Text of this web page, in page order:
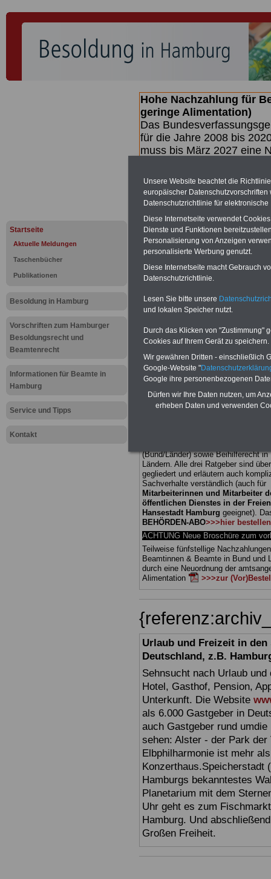
Startseite
Aktuelle Meldungen
Taschenbücher
Publikationen
Besoldung in Hamburg
Vorschriften zum Hamburger
Besoldungsrecht und
Beamtenrecht
Informationen für Beamte in
Hamburg
Service und Tipps
Kontakt
Hohe Nachzahlung für
geringe Alimentation)
Das
für die Jahre 2008 bis
muss bis März 2027 eine
(Beamte &
geben (Medienberichten
mind.3.000 und 13.000
Broschüre heraus, die
Gesetzentwurfs der
(wahrscheinlich im
Broschüre.
Meldung
Hamburg:
verlängert
(Bund/Länder) sowie Beihilferecht in
Ländern. Alle drei Ratgeber sind
gegliedert und erläutern auch
Sachverhalte verständlich (auch für
Mitarbeiterinnen und Mitarbeiter
öffentlichen Dienstes in der
Hansestadt Hamburg geeignet).
BEHÖRDEN-ABO>>>hier bestellen
ACHTUNG Neue Broschüre zum
Teilweise fünfstellige
Beamtinnen & Beamte in Bund und
durch eine Neuordnung der
Alimentation
>>>zur
Urlaub und Freizeit in
Deutschland, z.B.
Sehnsucht nach Urlaub
Hotel, Gasthof, Pension,
Unterkunft. Die Website
als 6.000 Gastgeber in
auch Gastgeber rund
sehen: Alster - der Park
Elbphilharmonie ist mehr
Konzerthaus.Speicherstadt
Hamburgs bekanntestes
Planetarium mit dem
Uhr geht es zum
Hamburg. Und
Großen Freiheit.
Unsere Website beachtet die
europäischer
Datenschutzrichtlinie für
Diese Internetseite verwendet
Dienste und Funktionen
Personalisierung von Anzeigen
personalisierte Werbung genutzt.
Diese Internetseite macht Gebrauch
Datenschutzrichtlinie.
Lesen Sie bitte unsere
und lokalen Speicher nutzt.
Durch das Klicken von "Zustimmung"
Cookies auf Ihrem Gerät zu speichern.
Wir gewähren Dritten - einschließlich
Google-Website "
Google ihre personenbezogenen
Dürfen wir Ihre Daten nutzen, um
erheben Daten und verwenden